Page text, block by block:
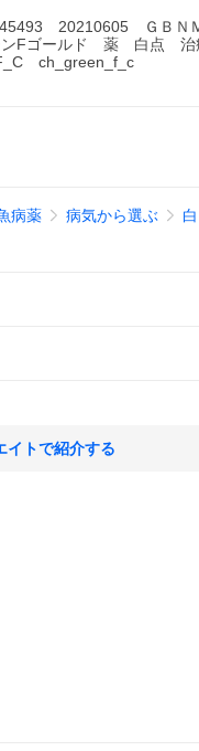
20210605 ＧＢ
ンFゴールド 薬 白点
ch_green_f_c
病薬 病気から選ぶ
イトで紹介する